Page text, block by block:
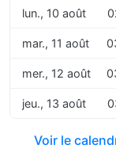
lun., 10 août
mar., 11 août
mer., 12 août
jeu., 13 août
Voir le